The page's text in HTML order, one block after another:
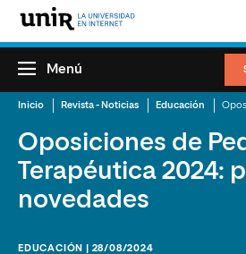
Menú
Inicio Revista - Noticias Educación
Oposiciones de
Terapéutica 2024:
novedades
EDUCACIÓN | 28/08/2024